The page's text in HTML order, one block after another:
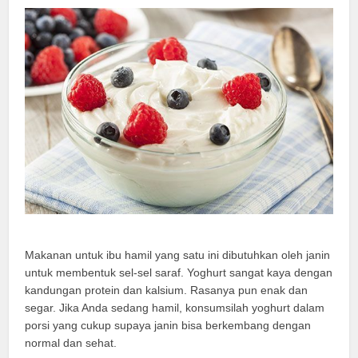
Makanan untuk ibu hamil yang satu ini dibutuhkan oleh janin
untuk membentuk sel-sel saraf. Yoghurt sangat kaya dengan
kandungan protein dan kalsium. Rasanya pun enak dan
segar. Jika Anda sedang hamil, konsumsilah yoghurt dalam
porsi yang cukup supaya janin bisa berkembang dengan
normal dan sehat.